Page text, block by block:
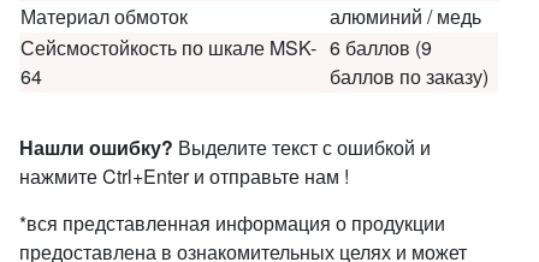
Материал обмоток
алюминий / медь
Сейсмостойкость по шкале MSK-
64
6 баллов (9
баллов по заказу)
Нашли ошибку? Выделите текст с ошибкой и
нажмите Ctrl+Enter и отправьте нам !
*вся представленная информация о продукции
предоставлена в ознакомительных целях и может